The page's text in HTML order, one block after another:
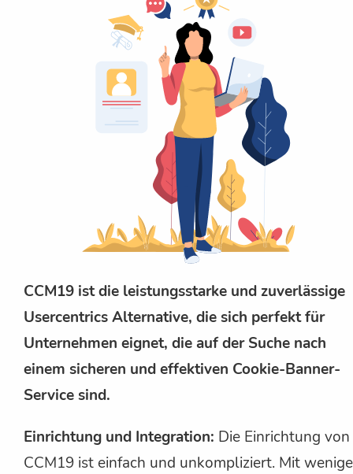
CCM19 ist die leistungsstarke und zuverlässige
Usercentrics Alternative, die sich perfekt für
Unternehmen eignet, die auf der Suche nach
einem sicheren und effektiven Cookie-Banner-
Service sind.
Einrichtung und Integration: Die Einrichtung von
CCM19 ist einfach und unkompliziert. Mit